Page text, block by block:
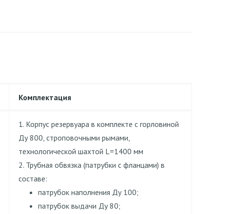
Комплектация
1. Корпус резервуара в комплекте с горловиной
Ду 800, строповочными рымами,
технологической шахтой L=1400 мм
2. Трубная обвязка (патрубки с фланцами) в
составе:
патрубок наполнения Ду 100;
патрубок выдачи Ду 80;